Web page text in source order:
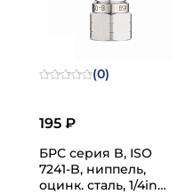
(0)
195 ₽
БРС серия B, ISO
7241-B, ниппель,
оцинк. сталь, 1/4in